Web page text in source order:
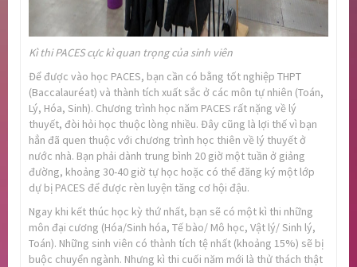
Kì thi PACES cực kì quan trọng của sinh viên
Để được vào học PACES, bạn cần có bằng tốt nghiệp THPT
(Baccalauréat) và thành tích xuất sắc ở các môn tự nhiên (Toán,
Lý, Hóa, Sinh). Chương trình học năm PACES rất nặng về lý
thuyết, đòi hỏi học thuộc lòng nhiều. Đây cũng là lợi thế vì bạn
hẳn đã quen thuộc với chương trình học thiên về lý thuyết ở
nước nhà. Bạn phải dành trung bình 20 giờ một tuần ở giảng
đường, khoảng 30-40 giờ tự học hoặc có thể đăng ký một lớp
dự bị PACES để được rèn luyện tăng cơ hội đậu.
Ngay khi kết thúc học kỳ thứ nhất, bạn sẽ có một kì thi những
môn đại cương (Hóa/Sinh hóa, Tế bào/ Mô học, Vật lý/ Sinh lý,
Toán). Những sinh viên có thành tích tệ nhất (khoảng 15%) sẽ bị
buộc chuyển ngành. Nhưng kì thi cuối năm mới là thử thách thật